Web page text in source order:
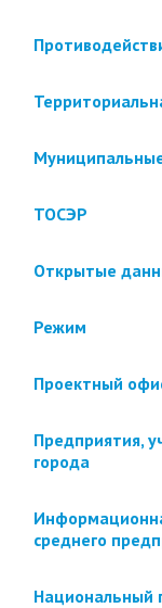
ТОСЭР
Открытые
Режим
Проектный
Предприятия,
города
среднего
Национальный